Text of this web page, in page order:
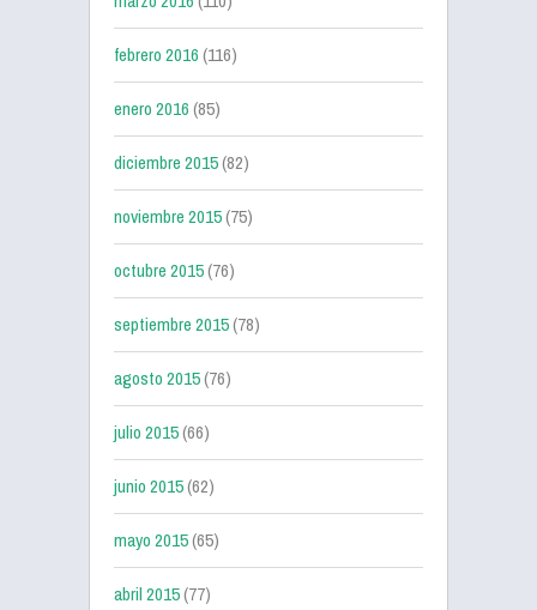
febrero 2016(116)
enero 2016(85)
diciembre 2015(82)
noviembre 2015(75)
octubre 2015(76)
septiembre 2015(78)
agosto 2015(76)
julio 2015(66)
junio 2015(62)
mayo 2015(65)
abril 2015(77)